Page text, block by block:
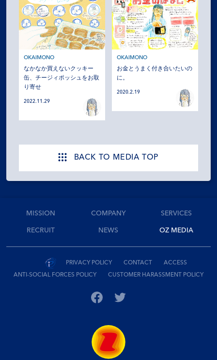
OKAIMONO
なかなか買えないクッキー
缶、チージィポッシュをお取
り寄せ
2022.11.29
OKAIMONO
お金とうまく付き合いたいの
に。
2020.2.19
BACK TO MEDIA TOP
MISSION COMPANY SERVICES
RECRUIT NEWS OZ MEDIA
PRIVACY POLICY CONTACT ACCESS
ANTI-SOCIAL FORCES POLICY CUSTOMER HARASSMENT POLICY